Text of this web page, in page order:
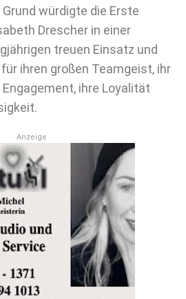
würdigte die Erste
Drescher in einer
treuen Einsatz und
ihren großen Teamgeist, ihr
ihre Loyalität
Anzeige